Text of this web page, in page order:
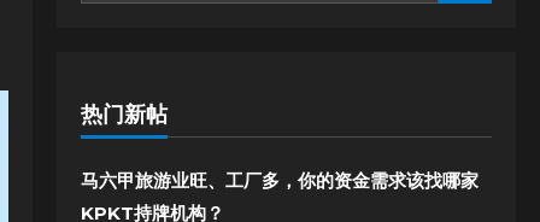
热门新帖
马六甲旅游业旺、工厂多，你的资金需求该找哪家
KPKT持牌机构？